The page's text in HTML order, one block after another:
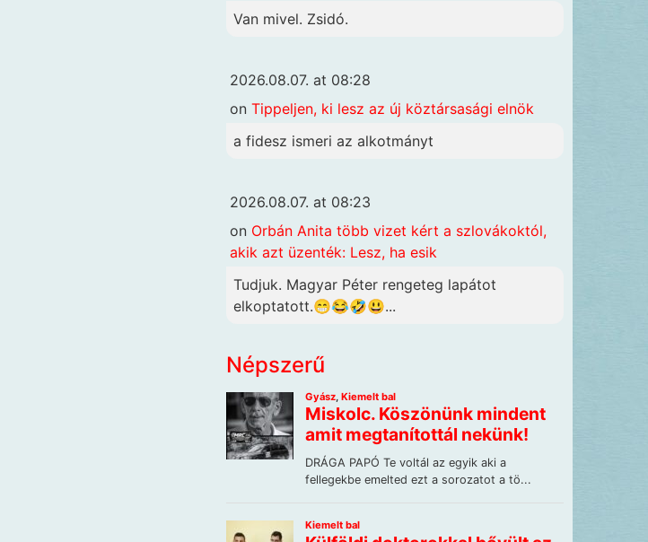
Van mivel. Zsidó.
2026.08.07. at 08:28
on Tippeljen, ki lesz az új köztársasági elnök
a fidesz ismeri az alkotmányt
2026.08.07. at 08:23
on Orbán Anita több vizet kért a szlovákoktól,
akik azt üzenték: Lesz, ha esik
Tudjuk. Magyar Péter rengeteg lapátot
elkoptatott.😁😂🤣😃...
Népszerű